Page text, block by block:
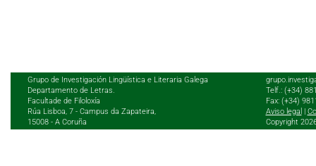
Grupo de Investigación Lingüística e Literaria Galega
Departamento de Letras.
Facultade de Filoloxía
Rúa Lisboa, 7 - Campus da Zapateira,
15008 - A Coruña
Telf.: (+34)
Fax: (+34)
Aviso legal
Copyright